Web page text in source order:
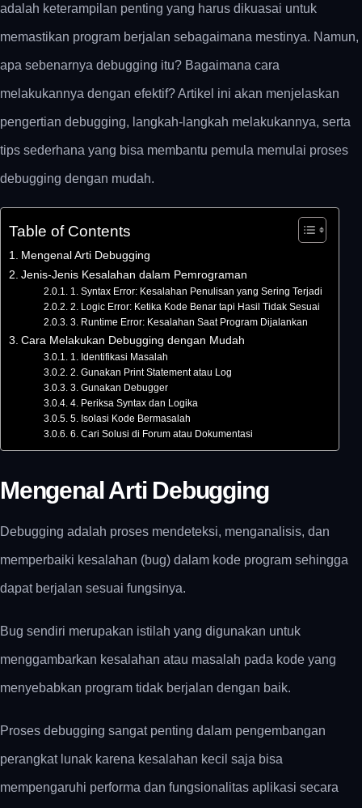
adalah keterampilan penting yang harus dikuasai untuk
memastikan program berjalan sebagaimana mestinya. Namun,
apa sebenarnya debugging itu? Bagaimana cara
melakukannya dengan efektif? Artikel ini akan menjelaskan
pengertian debugging, langkah-langkah melakukannya, serta
tips sederhana yang bisa membantu pemula memulai proses
debugging dengan mudah.
Table of Contents
Mengenal Arti Debugging
Jenis-Jenis Kesalahan dalam Pemrograman
1. Syntax Error: Kesalahan Penulisan yang Sering Terjadi
2. Logic Error: Ketika Kode Benar tapi Hasil Tidak Sesuai
3. Runtime Error: Kesalahan Saat Program Dijalankan
Cara Melakukan Debugging dengan Mudah
1. Identifikasi Masalah
2. Gunakan Print Statement atau Log
3. Gunakan Debugger
4. Periksa Syntax dan Logika
5. Isolasi Kode Bermasalah
6. Cari Solusi di Forum atau Dokumentasi
Mengenal Arti Debugging
Debugging adalah proses mendeteksi, menganalisis, dan
memperbaiki kesalahan (bug) dalam kode program sehingga
dapat berjalan sesuai fungsinya.
Bug sendiri merupakan istilah yang digunakan untuk
menggambarkan kesalahan atau masalah pada kode yang
menyebabkan program tidak berjalan dengan baik.
Proses debugging sangat penting dalam pengembangan
perangkat lunak karena kesalahan kecil saja bisa
mempengaruhi performa dan fungsionalitas aplikasi secara